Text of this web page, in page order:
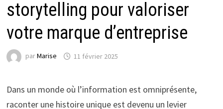
storytelling pour valoriser
votre marque d’entreprise
parMarise 11 février 2025
Dans un monde où l’information est omniprésente,
raconter une histoire unique est devenu un levier